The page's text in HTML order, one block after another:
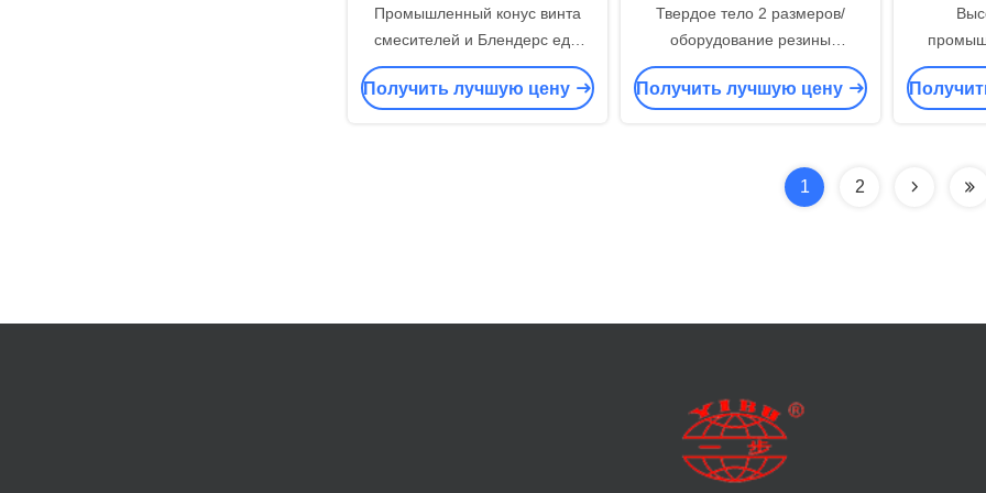
Промышленный конус винта
смесителей и Блендерс еды
выпечки двойной
Получить лучшую цену
Твердое тело 2 размеров/
оборудование резины
смешивая для
фармацевтической
Получить лучшую цену
1 2